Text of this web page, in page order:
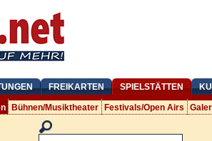
FREIKARTEN SPIELSTÄTTEN
Bühnen/Musiktheater Festivals/Open Airs